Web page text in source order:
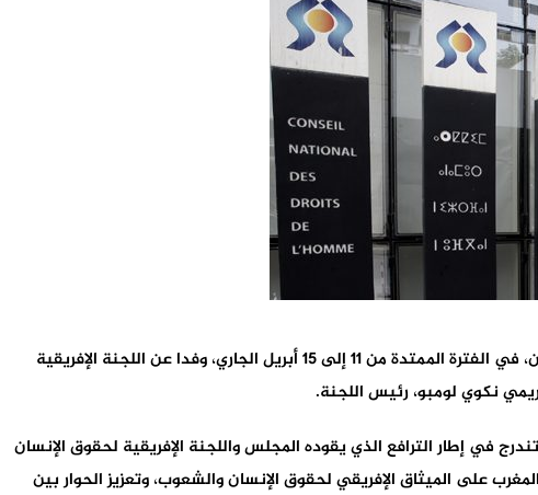
يستضيف المجلس الوطني لحقوق الإنسان، في الفترة الممتدة من 11 إلى 15 أبريل الجاري، وفدا عن اللجنة الإفريقية
نكوي لومبو، رئيس اللجنة.
في إطار الترافع الذي يقوده المجلس واللجنة الإفريقية لحقوق الإنسان
على الميثاق الإفريقي لحقوق الإنسان والشعوب، وتعزيز الحوار بين